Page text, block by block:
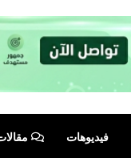
فيديوهات